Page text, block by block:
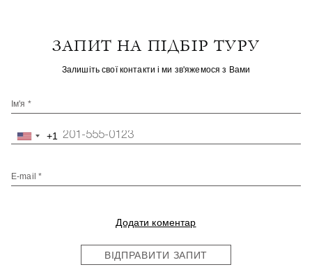
ЗАПИТ НА ПІДБІР ТУРУ
Залишіть свої контакти і ми зв'яжемося з Вами
Ім'я *
United+1
E-mail *
Додати коментар
ВІДПРАВИТИ ЗАПИТ